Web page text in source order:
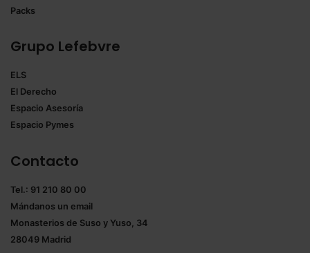
Saber más acerca de las cookies
Packs
Grupo Lefebvre
ELS
El Derecho
Espacio Asesoría
Espacio Pymes
Contacto
Tel.: 91 210 80 00
Mándanos un email
Monasterios de Suso y Yuso, 34
28049 Madrid